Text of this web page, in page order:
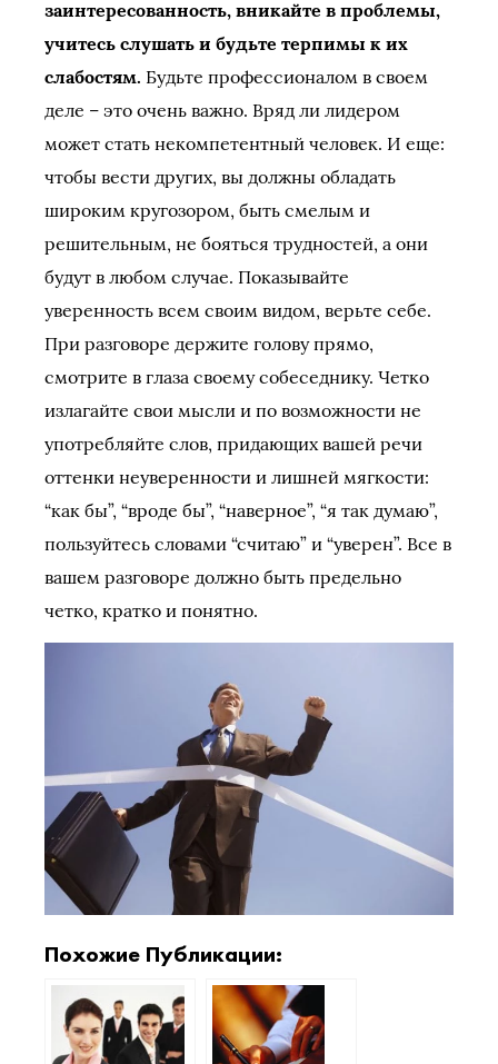
заинтересованность, вникайте в проблемы,
учитесь слушать и будьте терпимы к их
слабостям. Будьте профессионалом в своем
деле – это очень важно. Вряд ли лидером
может стать некомпетентный человек. И еще:
чтобы вести других, вы должны обладать
широким кругозором, быть смелым и
решительным, не бояться трудностей, а они
будут в любом случае. Показывайте
уверенность всем своим видом, верьте себе.
При разговоре держите голову прямо,
смотрите в глаза своему собеседнику. Четко
излагайте свои мысли и по возможности не
употребляйте слов, придающих вашей речи
оттенки неуверенности и лишней мягкости:
“как бы”, “вроде бы”, “наверное”, “я так думаю”,
пользуйтесь словами “считаю” и “уверен”. Все в
вашем разговоре должно быть предельно
четко, кратко и понятно.
Похожие Публикации: